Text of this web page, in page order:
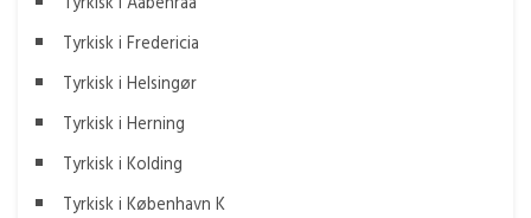
Tyrkisk i Fredericia
Tyrkisk i Helsingør
Tyrkisk i Herning
Tyrkisk i Kolding
Tyrkisk i København K